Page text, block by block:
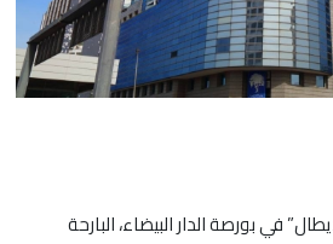
في بورصة الدار البيضاء، البارحة